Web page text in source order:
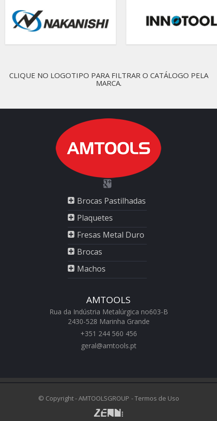
CLIQUE NO LOGOTIPO PARA FILTRAR O CATÁLOGO PELA
MARCA.
Brocas Pastilhadas
Plaquetes
Fresas Metal Duro
Brocas
Machos
AMTOOLS
Rua da Indústria Metalúrgica no603-B
2430-528 Marinha Grande
+351 244 560 456
geral@amtools.pt
© Copyright - AMTOOLSGROUP - Termos de Uso